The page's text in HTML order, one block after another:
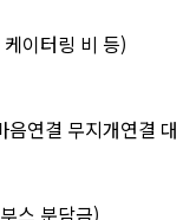
이터링 비 등)
연결 무지개연결 대